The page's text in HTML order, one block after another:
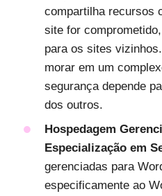
compartilha recursos
site for
para os sites
morar em um
segurança depende
dos outros.
Hospedagem
Especialização em
gerenciadas para
especificamente ao